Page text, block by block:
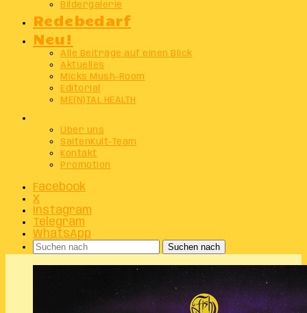
Bildergalerie
Redebedarf
Neu!
Alle Beiträge auf einen Blick
Aktuelles
Micks Mush-Room
Editorial
ME(N)TAL HEALTH
Über uns
SaitenKult-Team
Kontakt
Promotion
Facebook
X
Instagram
Telegram
WhatsApp
Suchen nach